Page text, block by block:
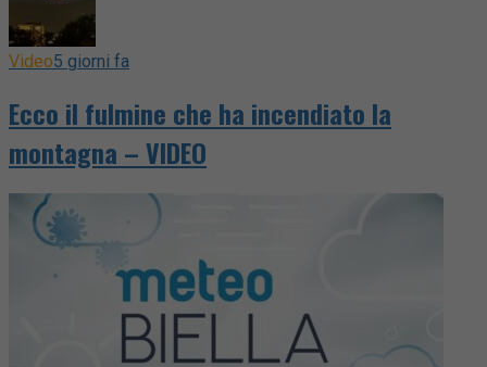
Video5 giorni fa
Ecco il fulmine che ha incendiato la
montagna – VIDEO